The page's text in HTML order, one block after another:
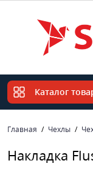
Каталог
Главная Чехлы
Накладка